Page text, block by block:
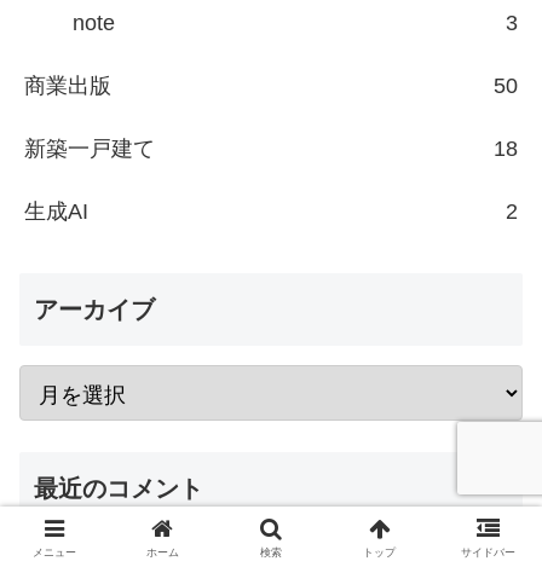
note 3
商業出版 50
新築一戸建て 18
生成AI 2
アーカイブ
最近のコメント
メニュー ホーム 検索 トップ サイドバー